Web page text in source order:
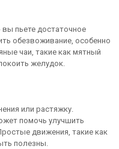
вы пьете достаточное
обезвоживание, особенно
чаи, такие как мятный
желудок.
или растяжку.
помочь улучшить
движения, такие как
полезны.